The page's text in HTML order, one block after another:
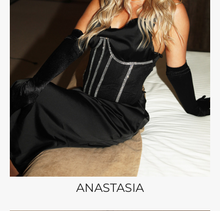
ANASTASIA